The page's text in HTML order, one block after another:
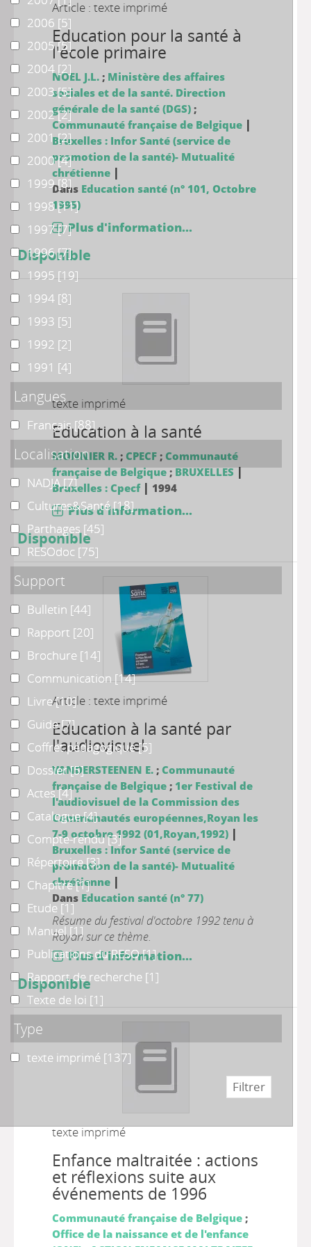
Article : texte imprimé
Education pour la santé à
l'école primaire
NOEL J.L.; Ministère des affaires
sociales et de la santé. Direction
générale de la santé (DGS);
Communauté française de Belgique |
Bruxelles : Infor Santé (service de
promotion de la santé)- Mutualité
chrétienne|
Dans Education santé (n° 101, Octobre
1995)
Plus d'information...
Disponible
texte imprimé
Education à la santé
MONNIER R.; CPECF; Communauté
française de Belgique;BRUXELLES |
Bruxelles : Cpecf| 1994
Plus d'information...
Disponible
Article : texte imprimé
Education à la santé par
l'audiovisuel
VANDERSTEENEN E.; Communauté
française de Belgique; 1er Festival de
l'audiovisuel de la Commission des
Communautés européennes,Royan les
7-9 octobre 1992 (01,Royan,1992) |
Bruxelles : Infor Santé (service de
promotion de la santé)- Mutualité
chrétienne|
Dans Education santé (n° 77)
Résume du festival d'octobre 1992 tenu à
Royan sur ce thème.
Plus d'information...
Disponible
texte imprimé
Enfance maltraitée : actions
et réflexions suite aux
événements de 1996
Communauté française de Belgique;
Office de la naissance et de l'enfance
20062006 [5]
20052005[5]
20042004 [2]
20032003[5]
20022002[2]
20012001[2]
20002000[4]
19991999[8]
19981998[11]
19971997[7]
19961996[7]
19951995 [19]
19941994 [8]
19931993 [5]
19921992 [2]
19911991 [4]
Langues
Français
Français[88]
Localisation
NADJANADJA[7]
Cultures&Santé
Cultures&Santé[18]
Parthages
Parthages[45]
RESOdoc
RESOdoc [75]
Support
Bulletin
Bulletin [44]
Rapport
Rapport [20]
Brochure
Brochure [14]
Communication
Communication [14]
LivreLivre[10]
GuideGuide[7]
Coffret pédagogique
Coffret pédagogique[5]
Dossier
Dossier[5]
ActesActes[4]
Catalogue
Catalogue[4]
Compte-rendu
Compte-rendu[3]
Répertoire
Répertoire[3]
Chapitre
Chapitre[1]
EtudeEtude [1]
Manuel
Manuel [1]
Publications du RESO
Publications du RESO[1]
Rapport de recherche
Rapport de recherche [1]
Texte de loi
Texte de loi [1]
Type
texte imprimé
texte imprimé [137]